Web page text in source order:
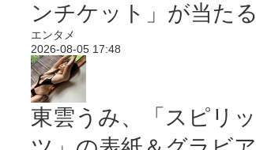
ンチケット」が当たる
エンタメ
2026-08-05 17:48
東雲うみ、「スピリッ